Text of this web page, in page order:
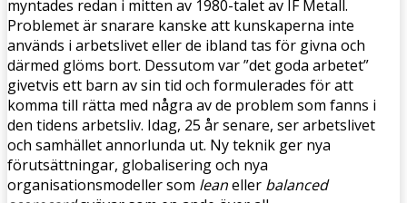
myntades redan i mitten av 1980-talet av IF Metall.
Problemet är snarare kanske att kunskaperna inte
används i arbetslivet eller de ibland tas för givna och
därmed glöms bort. Dessutom var ”det goda arbetet”
givetvis ett barn av sin tid och formulerades för att
komma till rätta med några av de problem som fanns i
den tidens arbetsliv. Idag, 25 år senare, ser arbetslivet
och samhället annorlunda ut. Ny teknik ger nya
förutsättningar, globalisering och nya
organisationsmodeller som leaneller balanced